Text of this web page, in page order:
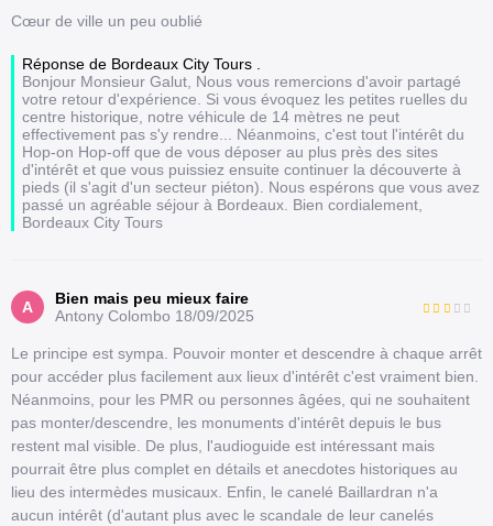
Cœur de ville un peu oublié
Réponse de Bordeaux City Tours .
Bonjour Monsieur Galut, Nous vous remercions d'avoir partagé
votre retour d'expérience. Si vous évoquez les petites ruelles du
centre historique, notre véhicule de 14 mètres ne peut
effectivement pas s'y rendre... Néanmoins, c'est tout l'intérêt du
Hop-on Hop-off que de vous déposer au plus près des sites
d'intérêt et que vous puissiez ensuite continuer la découverte à
pieds (il s'agit d'un secteur piéton). Nous espérons que vous avez
passé un agréable séjour à Bordeaux. Bien cordialement,
Bordeaux City Tours
A
Bien mais peu mieux faire
Antony Colombo 18/09/2025
Le principe est sympa. Pouvoir monter et descendre à chaque arrêt
pour accéder plus facilement aux lieux d'intérêt c'est vraiment bien.
Néanmoins, pour les PMR ou personnes âgées, qui ne souhaitent
pas monter/descendre, les monuments d'intérêt depuis le bus
restent mal visible. De plus, l'audioguide est intéressant mais
pourrait être plus complet en détails et anecdotes historiques au
lieu des intermèdes musicaux. Enfin, le canelé Baillardran n'a
aucun intérêt (d'autant plus avec le scandale de leur canelés